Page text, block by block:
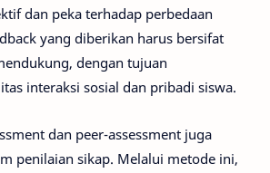
dan peka terhadap perbedaan
yang diberikan harus bersifat
dengan tujuan
interaksi sosial dan pribadi siswa.
dan peer-assessment juga
penilaian sikap. Melalui metode ini,